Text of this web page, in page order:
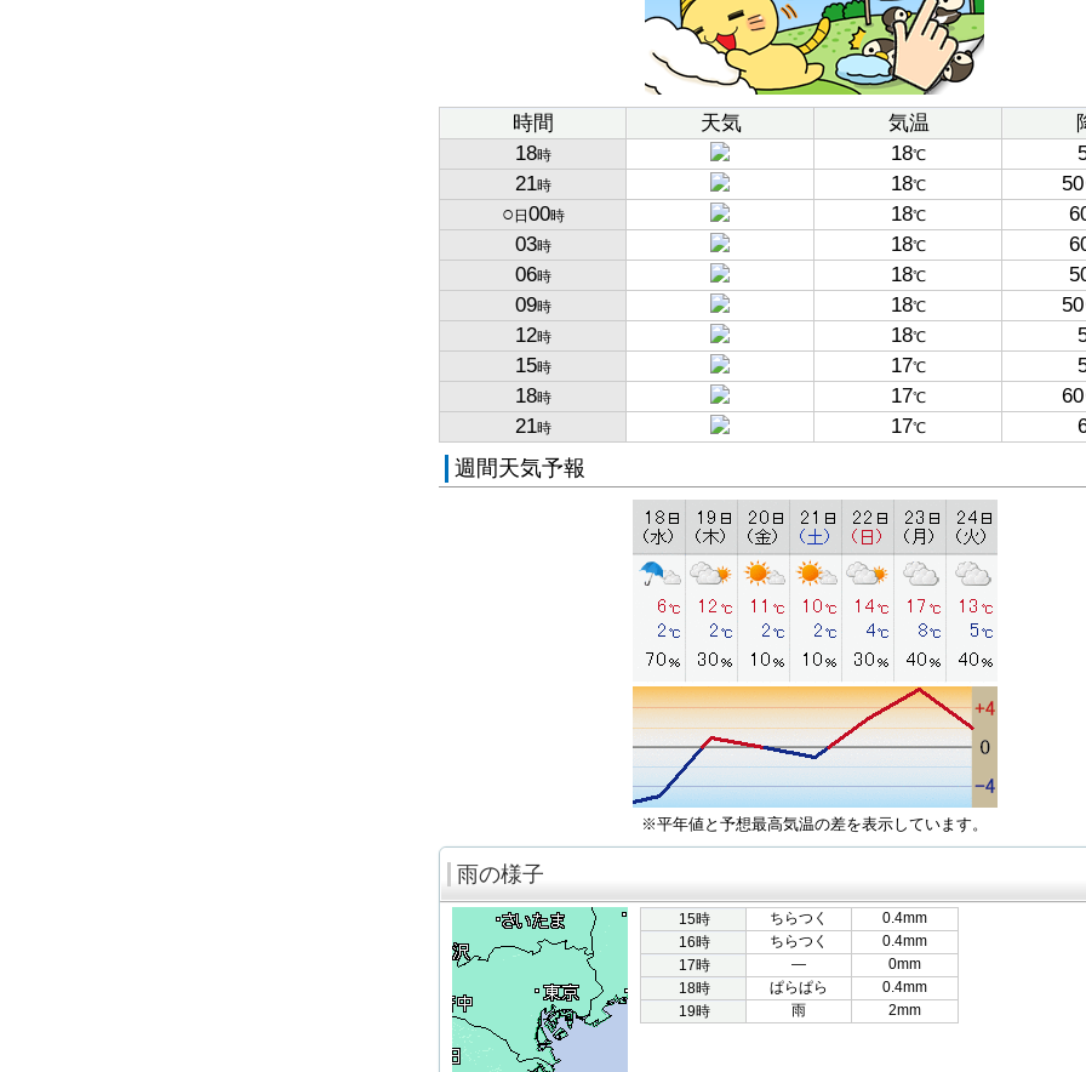
時間 天気 気温
18時 18℃
21時 18℃ 50
○ 日 00時 18℃
03時 18℃
06時 18℃
09時 18℃ 50
12時 18℃
15時 17℃
18時 17℃ 60
21時 17℃
週間天気予報
※平年値と予想最高気温の差を表示しています。
雨の様子
15時 ちらつく
0.4mm
16時
ちらつく
0.4mm
17時
―
0mm
18時
ぱらぱら
0.4mm
19時
雨 2mm